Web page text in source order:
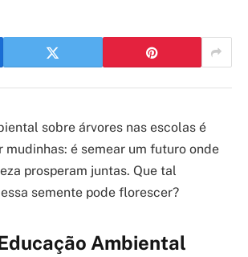
sobre árvores nas escolas é
mudinhas: é semear um futuro onde
prosperam juntas. Que tal
semente pode florescer?
Ambiental